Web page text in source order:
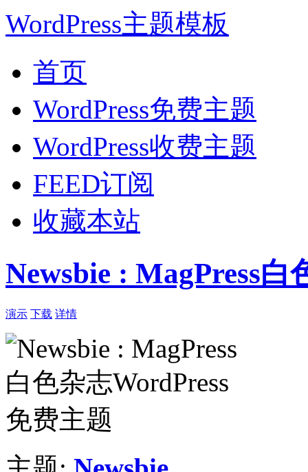
WordPress主题模板
首页
WordPress免费主题
WordPress收费主题
FEED订阅
收藏本站
Newsbie : MagPress
演示 下载 详情